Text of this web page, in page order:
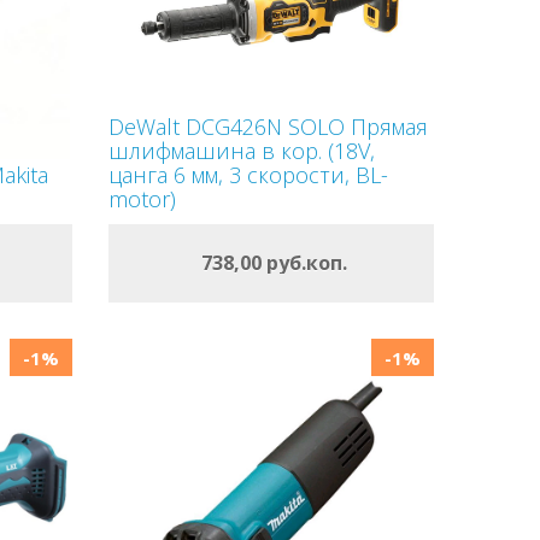
DeWalt DCG426N SOLO Прямая
шлифмашина в кор. (18V,
цанга 6 мм, 3 скорости, BL-
motor)
738,00 руб.коп.
-1% -1%